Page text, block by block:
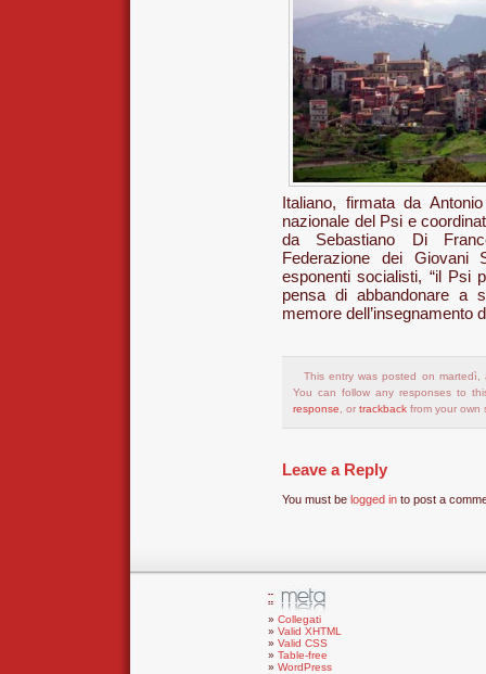
Italiano, firmata da
nazionale del Psi e
da Sebastiano Di
Federazione dei
esponenti socialisti, “il Psi
pensa di abbandonare a
memore dell’insegnamento
This entry was posted on
You can follow any responses to
response , or trackback from your own
Leave a Reply
You must be logged in to post a
Collegati
Valid XHTML
Valid CSS
Table-free
WordPress